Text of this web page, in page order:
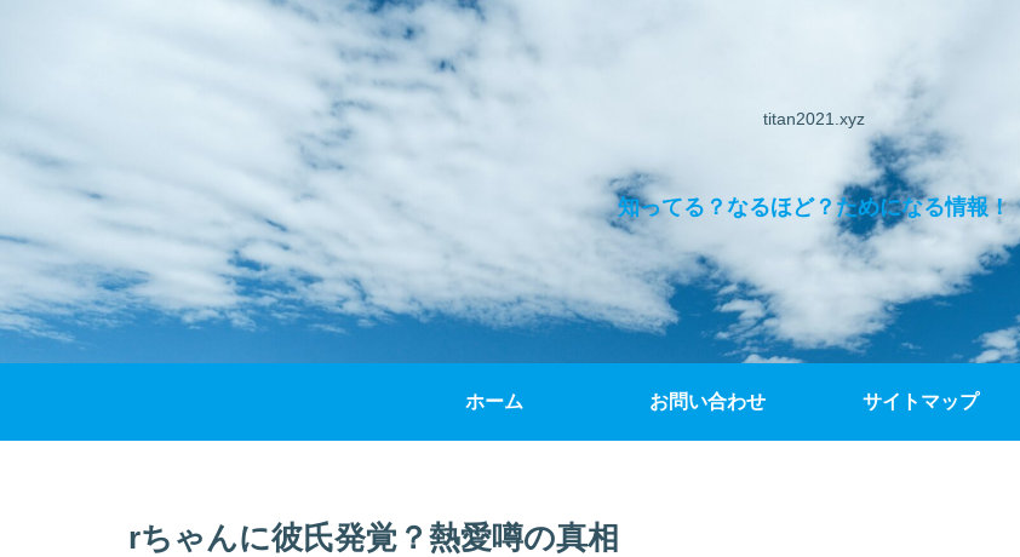
titan2021.xyz
知ってる？なるほど？ためになる情報！
ホーム お問い合わせ サイトマップ
rちゃんに彼氏発覚？熱愛噂の真相